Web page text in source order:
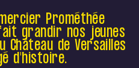
Prométhée
grandir nos jeunes
Château de Versailles
d'histoire.